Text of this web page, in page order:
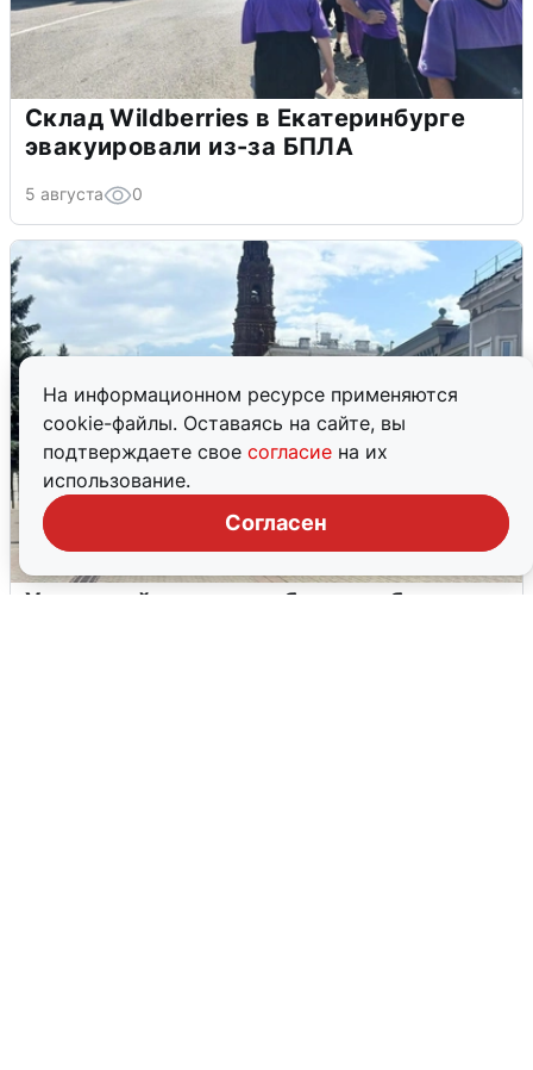
На информационном ресурсе применяются
cookie-файлы. Оставаясь на сайте, вы
подтверждаете свое согласие на их
использование.
Согласен
Склад Wildberries в Екатеринбурге
эвакуировали из-за БПЛА
5 августа 0
У соседей пожар и сбои: что было при